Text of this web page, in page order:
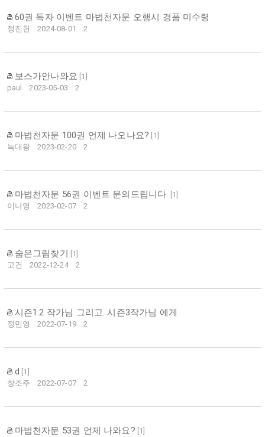
60권 독자 이벤트 마법천자문 오행시 경품 미수령
정진헌 2024-08-01 2
보스가안나와요 1
paul
2023-05-03 2
마법천자문 100권 언제 나오나요? 1
늑대왕
2023-02-20 2
마법천자문 56권 이벤트 문의드립니다. 1
이나영
2023-02-07 2
숨은그림찾기 1
고건
2022-12-24 2
시즌1.2 작가님 그리고. 시즌3작가님 에게
정민영 2022-07-19 2
d 1
창조주
2022-07-07 2
마법천자문 53권 언제 나와요? 1